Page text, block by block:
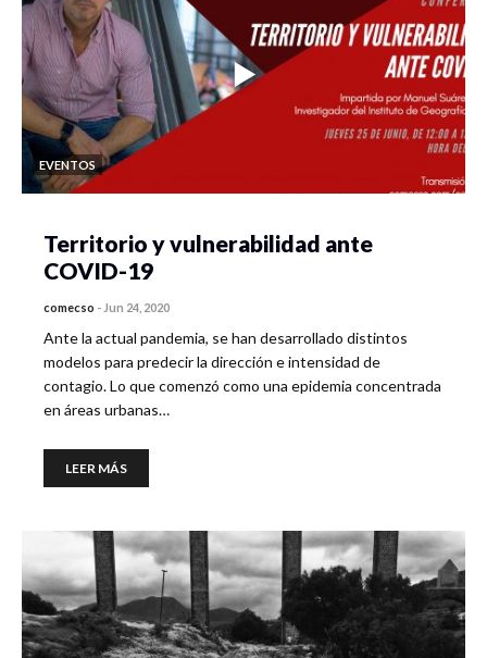
EVENTOS
Territorio y vulnerabilidad ante
COVID-19
comecso - Jun 24, 2020
Ante la actual pandemia, se han desarrollado distintos
modelos para predecir la dirección e intensidad de
contagio. Lo que comenzó como una epidemia concentrada
en áreas urbanas…
LEER MÁS